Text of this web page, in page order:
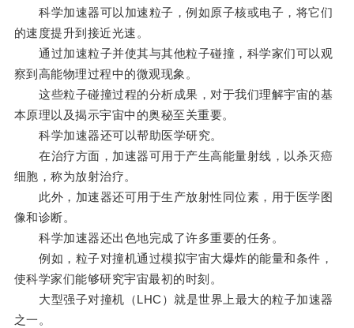
科学加速器可以加速粒子，例如原子核或电子，将它们
的速度提升到接近光速。
通过加速粒子并使其与其他粒子碰撞，科学家们可以观
察到高能物理过程中的微观现象。
这些粒子碰撞过程的分析成果，对于我们理解宇宙的基
本原理以及揭示宇宙中的奥秘至关重要。
科学加速器还可以帮助医学研究。
在治疗方面，加速器可用于产生高能量射线，以杀灭癌
细胞，称为放射治疗。
此外，加速器还可用于生产放射性同位素，用于医学图
像和诊断。
科学加速器还出色地完成了许多重要的任务。
例如，粒子对撞机通过模拟宇宙大爆炸的能量和条件，
使科学家们能够研究宇宙最初的时刻。
大型强子对撞机（LHC）就是世界上最大的粒子加速器
之一。